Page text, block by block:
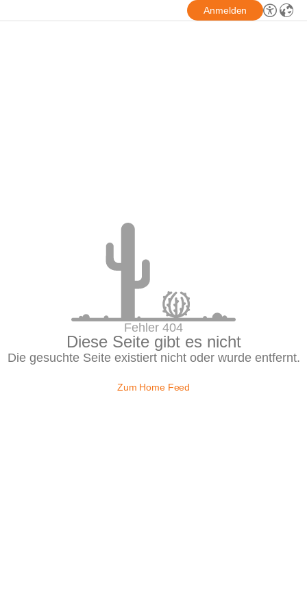
Anmelden
Fehler 404
Diese Seite gibt es nicht
Die gesuchte Seite existiert nicht oder wurde entfernt.
Zum Home Feed